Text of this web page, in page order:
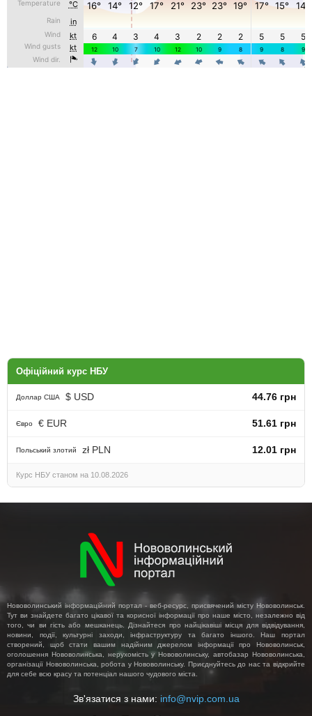
Офіційний курс НБУ
Доллар США $ USD 44.76 грн
Євро € EUR 51.61 грн
Польський злотий zł PLN 12.01 грн
Курс НБУ станом на 10.08.2026
Нововолинський інформаційний портал - веб-ресурс, присвячений місту Нововолинськ.
Тут ви знайдете багато цікавої та корисної інформації про наше місто, незалежно від
того, чи ви гість або мешканець. Дізнайтеся про найцікавіші місця для відвідування,
новини, події, культурні заходи, інфраструктуру та багато іншого. Наш портал
створений, щоб стати вашим надійним джерелом інформації про Нововолинськ,
оголошення Нововолинська, нерухомість у Нововолинську, автобазар Нововолинська,
організації Нововолинська, робота у Нововолинську. Приєднуйтесь до нас та відкрийте
для себе всю красу та потенціал нашого чудового міста.
Зв'язатися з нами: info@nvip.com.ua